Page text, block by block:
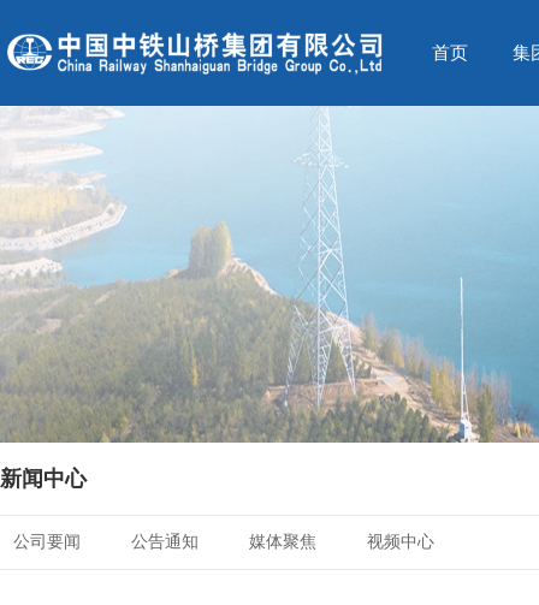
首页 集
新闻中心
公司要闻 公告通知 媒体聚焦 视频中心